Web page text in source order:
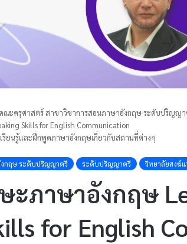
คณะครุศาสตร์ สาขาวิชาการสอนภาษาอังกฤษ ระดับปริญญา
Skills for English Communication
รียนรู้และฝึกพูดภาษาอังกฤษเกี่ยวกับสถานที่ต่างๆ
กฤษ ระดับปริญญาตรี ระดับปริญญาตรี วิทยาลัยสงฆ์
ะภาษาอังกฤษ
for English